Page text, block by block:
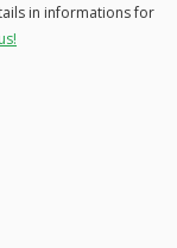
in informations for